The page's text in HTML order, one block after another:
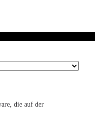
die auf der